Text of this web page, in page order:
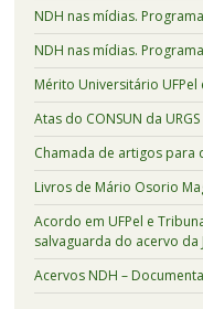
NDH nas mídias.
NDH nas mídias.
Mérito Universitário
Atas do CONSUN da
Chamada de artigos para
Livros de Mário Osorio
Acordo em UFPel e
salvaguarda do acervo
Acervos NDH –